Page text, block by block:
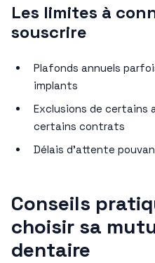
Les limites à
souscrire
Plafonds annuels
implants
Exclusions de certains
certains contrats
Délais d’attente
Conseils
choisir sa
dentaire